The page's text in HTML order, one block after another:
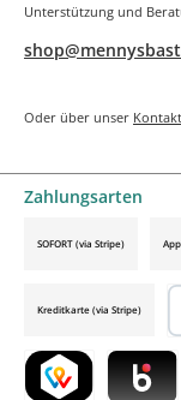
Unterstützung und
Oder über unser
Zahlungsarten
SOFORT (via Stripe)
Kreditkarte (via Stripe)